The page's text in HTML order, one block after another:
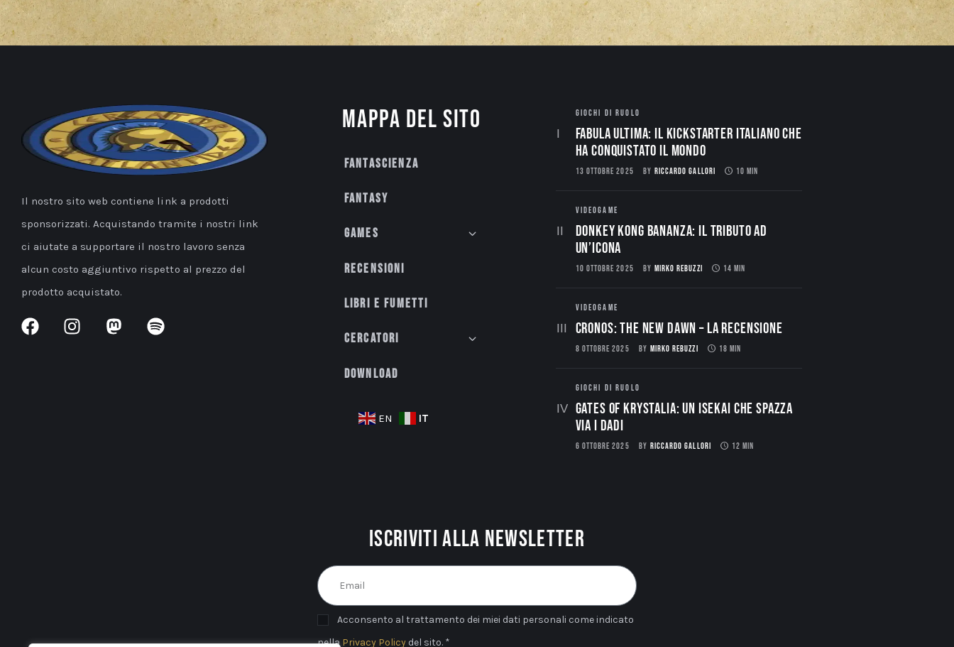
Il nostro sito web contiene link a prodotti
sponsorizzati. Acquistando tramite i nostri link
ci aiutate a supportare il nostro lavoro senza
alcun costo aggiuntivo rispetto al prezzo del
prodotto acquistato.
Mappa del sito
Fantascienza
Fantasy
Games
Recensioni
Libri e fumetti
Cercatori
Download
EN IT
GIOCHI DI RUOLO
Fabula Ultima: il Kickstarter italiano che
ha conquistato il mondo
13 OTTOBRE 2025 BY RICCARDO GALLORI 10 MIN
VIDEOGAME
Donkey Kong Bananza: Il Tributo ad
un’Icona
10 OTTOBRE 2025 BY MIRKO REBUZZI 14 MIN
VIDEOGAME
CRONOS: THE NEW DAWN – La Recensione
8 OTTOBRE 2025 BY MIRKO REBUZZI 18 MIN
GIOCHI DI RUOLO
Gates of Krystalia: Un Isekai che spazza
via i dadi
6 OTTOBRE 2025 BY RICCARDO GALLORI 12 MIN
Iscriviti alla newsletter
Acconsento al trattamento dei miei dati personali come indicato
nella Privacy Policy del sito. *